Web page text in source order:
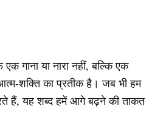
गाना या नारा नहीं, बल्कि एक
शक्ति का प्रतीक है। जब भी हम
हैं, यह शब्द हमें आगे बढ़ने की ताकत